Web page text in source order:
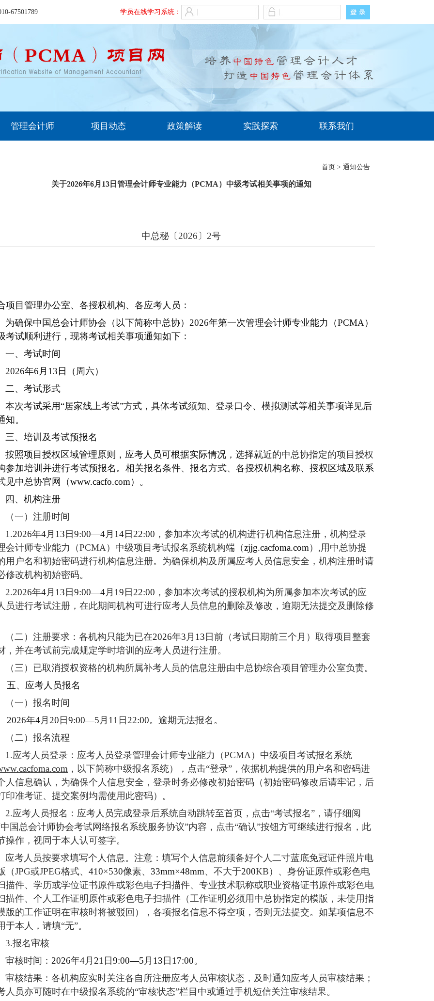
67501789 学员在线学习系统：
管理会计师 项目动态 政策解读 实践探索 联系我们
首页 > 通知公告
关于2026年6月13日管理会计师专业能力（PCMA）中级考试相关事项的通知
中总秘〔2026 〕 2号
项目管理办公室、 各授权机构、各应考人员：
为确保中国总会计师协会（以下简称中总协） 2026年第一次管理会计师专业能力（PCMA）
考试顺利进行，现将考试相关事项通知如下：
一、考试时间
2026年6 月 13 日（周六）
二、考试形式
本次考试采用“居家线上考试”方式，具体考试须知、登录口令、模拟测试等相关事项详见后
知。
三、培训及考试预报名
按照项目授权区域管理原则，应考人员可根据实际情况，选择就近的中总协指定的项目授权
参加培训并进行考试预报名。相关报名条件、报名方式、各授权机构名称、授权区域及联系
见中总协官网（www.cacfo.com）。
四、机构注册
（一） 注册时间
1 .2026年4月 13 日9:00—4月 14日 22:00 ，参加本次考试的机构进行机构信息注册，机构登录
会计师专业能力
（PCMA ） 中级项目 考试报名系统机构端（zjjg.cacfoma.com）,用中总协提
用户名和初始密码进行机构信息注册。为确保机构及所属应考人员信息安全，机构注册时请
修改机构初始密码。
2.2026年4月 13 日9:00—4月 19 日 22:00 ，参加本次考试的授权机构为所属参加本次考试的应
员进行考试注册，在此期间机构可进行应考人员信息的删除及修改，逾期无法提交及删除修
（二） 注册要求：各机构只能为已在2026年3 月 13 日前（考试日期前三个月）取得项目整套
，并在考试前完成规定学时培训的应考人员进行注册。
（三）已取消授权资格的机构所属补考人员的信息注册由中总协综合项目管理办公室负责。
五、应考人员报名
（一） 报名时间
2026年4月 20 日9:00—5 月 11 日 22:00。逾期无法报名。
（二）报名流程
1 .应考人员登录：应考人员登录管理会计师专业能力 （PCMA ） 中级项目 考试报名系统
，以下简称中级报名系统），点击“登录”，依据机构提供的用户名和密码进
人信息确认，为确保个人信息安全，登录时务必修改初始密码 （初始密码修改后请牢记，后
印准考证、提交案例均需使用此密码） 。
2.应考人员报名：应考人员完成登录后系统自动跳转至首页，点击“考试报名”，请仔细阅
中国总会计师协会考试网络报名系统服务协议”内容，点击“确认”按钮方可继续进行报名，此
操作，视同于本人认可签字。
应考人员按要求填写个人信息。注意：填写个人信息前须备好个人二寸蓝底免冠证件照片电
（JPG或JPEG格式、 410×530像素、 33mm×48mm、不大于200KB）、身份证原件或彩色电
描件、学历或学位证书原件或彩色电子扫描件、专业技术职称或职业资格证书原件或彩色电
描件、个人工作证明原件或彩色电子扫描件（工作证明必须用中总协指定的模版，未使用指
版的工作证明在审核时将被驳回），各项报名信息不得空项，否则无法提交。如某项信息不
于本人，请填“无”。
3.报名审核
审核时间： 2026年4月 21 日9:00—5 月 13 日 17:00。
审核结果：各机构应实时关注各自所注册应考人员审核状态，及时通知应考人员审核结果；
人员亦可随时在中级报名系统的“审核状态”栏目中或通过手机短信关注审核结果。